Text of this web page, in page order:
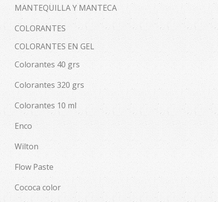
MANTEQUILLA Y MANTECA
COLORANTES
COLORANTES EN GEL
Colorantes 40 grs
Colorantes 320 grs
Colorantes 10 ml
Enco
Wilton
Flow Paste
Cococa color